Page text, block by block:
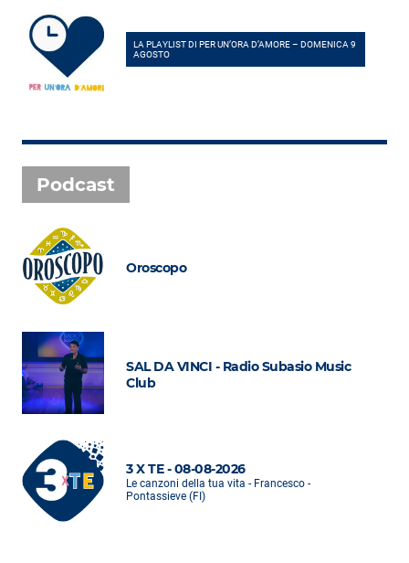
LA PLAYLIST DI PER UN’ORA D’AMORE – DOMENICA 9
AGOSTO
Podcast
Oroscopo
SAL DA VINCI - Radio Subasio Music
Club
3 X TE - 08-08-2026
Le canzoni della tua vita - Francesco -
Pontassieve (FI)